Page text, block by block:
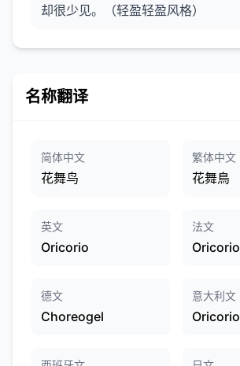
却很少见。（轻盈轻盈风格）
名称翻译
简体中文
花舞鸟
繁体中文
花舞鳥
英文
Oricorio
法文
Oricorio
德文
Choreogel
意大利文
Oricorio